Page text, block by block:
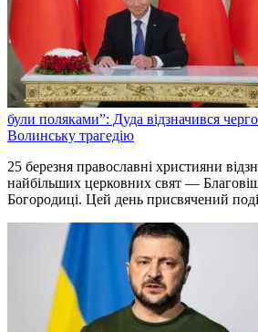
були поляками”: Дуда відзначився
Волинську трагедію
25 березня православні християни
найбільших церковних свят —
Богородиці. Цей день присвячений